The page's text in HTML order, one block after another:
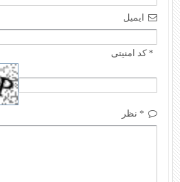
ایمیل
* کد امنیتی
* نظر